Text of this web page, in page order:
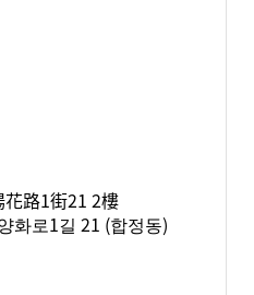
路1街21 2樓
화로1길 21 (합정동)